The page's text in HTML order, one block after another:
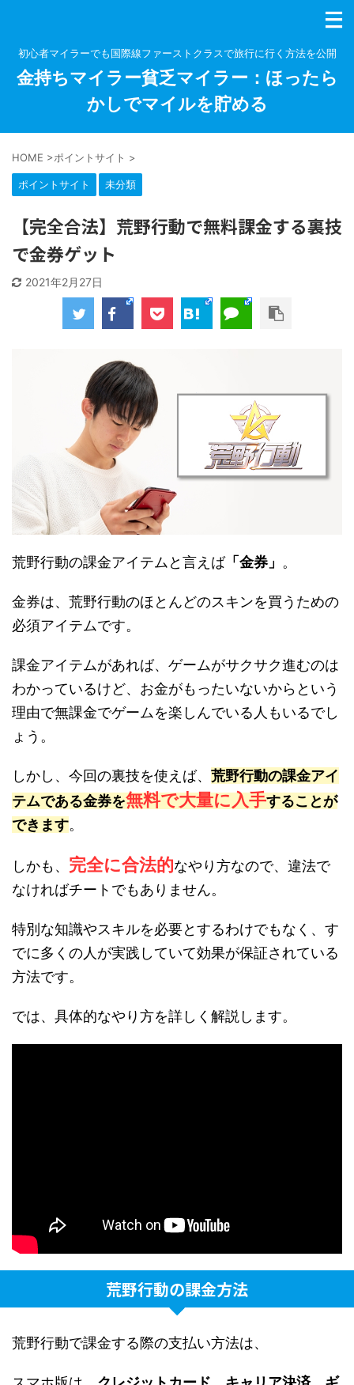
初心者マイラーでも国際線ファーストクラスで旅行に行く方法を公開
金持ちマイラー貧乏マイラー：ほったら
かしでマイルを貯める
HOME >ポイントサイト >
ポイントサイト 未分類
【完全合法】荒野行動で無料課金する裏技
で金券ゲット
2021年2月27日
荒野行動の課金アイテムと言えば「金券」 。
金券は、荒野行動のほとんどのスキンを買うための
必須アイテムです。
課金アイテムがあれば、ゲームがサクサク進むのは
わかっているけど、お金がもったいないからという
理由で無課金でゲームを楽しんでいる人もいるでし
ょう。
しかし、今回の裏技を使えば、 荒野行動の課金アイ
テムである金券を無料で大量に入手することが
できます。
しかも、 完全に合法的なやり方なので、違法で
なければチートでもありません。
特別な知識やスキルを必要とするわけでもなく、す
でに多くの人が実践していて効果が保証されている
方法です。
では、具体的なやり方を詳しく解説します。
荒野行動の課金方法
荒野行動で課金する際の支払い方法は、